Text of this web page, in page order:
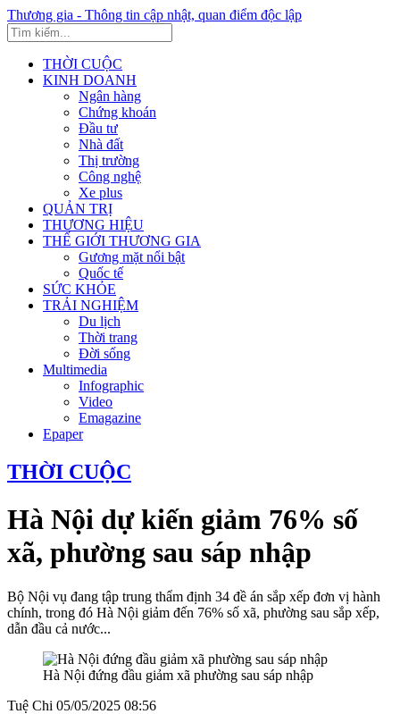
Thương gia - Thông tin cập nhật, quan điểm độc lập
THỜI CUỘC
KINH DOANH
Ngân hàng
Chứng khoán
Đầu tư
Nhà đất
Thị trường
Công nghệ
Xe plus
QUẢN TRỊ
THƯƠNG HIỆU
THẾ GIỚI THƯƠNG GIA
Gương mặt nổi bật
Quốc tế
SỨC KHỎE
TRẢI NGHIỆM
Du lịch
Thời trang
Đời sống
Multimedia
Infographic
Video
Emagazine
Epaper
THỜI CUỘC
Hà Nội dự kiến giảm 76% số
xã, phường sau sáp nhập
Bộ Nội vụ đang tập trung thẩm định 34 đề án sắp xếp đơn vị hành
chính, trong đó Hà Nội giảm đến 76% số xã, phường sau sắp xếp,
dẫn đầu cả nước...
Hà Nội đứng đầu giảm xã phường sau sáp nhập
Tuệ Chi 05/05/2025 08:56